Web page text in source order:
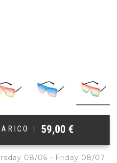
59,00 €
08/06 - Friday 08/07